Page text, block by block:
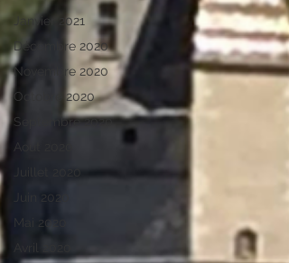
Janvier 2021
Décembre 2020
Novembre 2020
Octobre 2020
Septembre 2020
Aout 2020
Juin 2020
Mai 2020